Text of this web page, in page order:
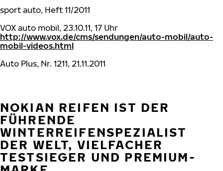
sport auto, Heft 11/2011
VOX auto mobil, 23.10.11, 17 Uhr
http://www.vox.de/cms/sendungen/auto-mobil/auto-
mobil-videos.html
Auto Plus, Nr. 1211, 21.11.2011
NOKIAN REIFEN IST DER
FÜHRENDE
WINTERREIFENSPEZIALIST
DER WELT, VIELFACHER
TESTSIEGER UND PREMIUM-